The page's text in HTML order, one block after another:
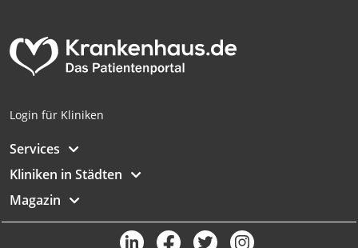
Login für Kliniken
Services
Kliniken in Städten
Magazin
verschiedenen Quellen
Entwicklung und Verbesserung der
Verwendung reduzierter Daten zur Auswahl
IAB-Besonderheiten:
Verwendung genauer Standortdaten
Informationen identifizieren